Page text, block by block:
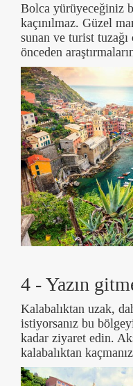
Bolca yürüyeceğiniz
kaçınılmaz. Güzel
sunan ve turist
önceden
4 - Yazın
Kalabalıktan uzak,
istiyorsanız bu
kadar ziyaret edin.
kalabalıktan